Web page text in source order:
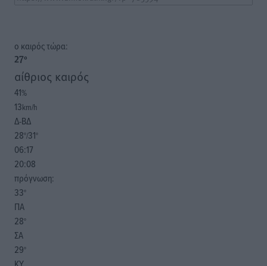
o καιρός τώρα:
27°
αίθριος καιρός
41%
13km/h
Δ-ΒΔ
28°/31°
06:17
20:08
πρόγνωση:
33°
ΠΑ
28°
ΣΑ
29°